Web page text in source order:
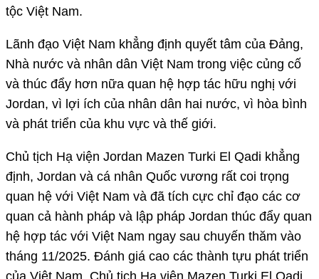
tộc Việt Nam.
Lãnh đạo Việt Nam khẳng định quyết tâm của Đảng,
Nhà nước và nhân dân Việt Nam trong việc củng cố
và thúc đẩy hơn nữa quan hệ hợp tác hữu nghị với
Jordan, vì lợi ích của nhân dân hai nước, vì hòa bình
và phát triển của khu vực và thế giới.
Chủ tịch Hạ viện Jordan Mazen Turki El Qadi khẳng
định, Jordan và cá nhân Quốc vương rất coi trọng
quan hệ với Việt Nam và đã tích cực chỉ đạo các cơ
quan cả hành pháp và lập pháp Jordan thúc đẩy quan
hệ hợp tác với Việt Nam ngay sau chuyến thăm vào
tháng 11/2025. Đánh giá cao các thành tựu phát triển